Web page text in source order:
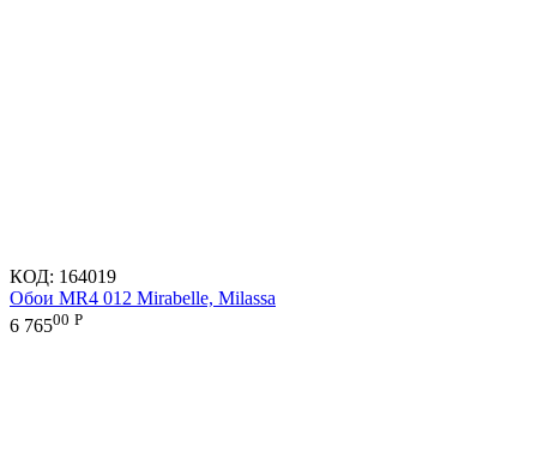
КОД: 164019
Обои MR4 012 Mirabelle, Milassa
6 76500 Р